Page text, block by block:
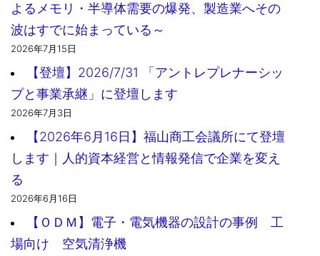
よるメモリ・半導体需要の爆発、製造業へその
波はすでに始まっている～
2026年7月15日
【登壇】2026/7/31 「アントレプレナーシッ
プと事業承継」に登壇します
2026年7月3日
【2026年6月16日】福山商工会議所にて登壇
します｜人的資本経営と情報発信で企業を変え
る
2026年6月16日
【ＯＤＭ】電子・電気機器の設計の事例 工
場向け 空気清浄機